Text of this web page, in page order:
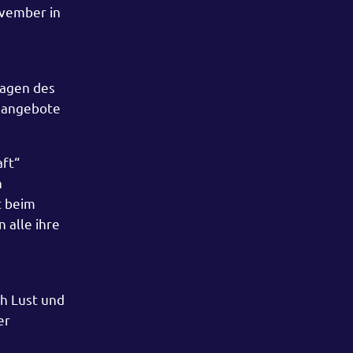
in
des
beim
alle ihre
Lust und